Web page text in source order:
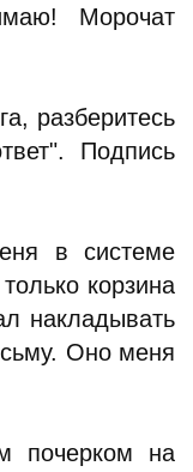
Морочат
разберитесь
Подпись
в системе
корзина
накладывать
Оно меня
почерком на